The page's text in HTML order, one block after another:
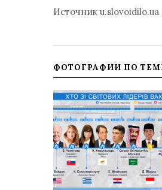
Источник u.slovoidilo.ua
ФОТОГРАФИИ ПО